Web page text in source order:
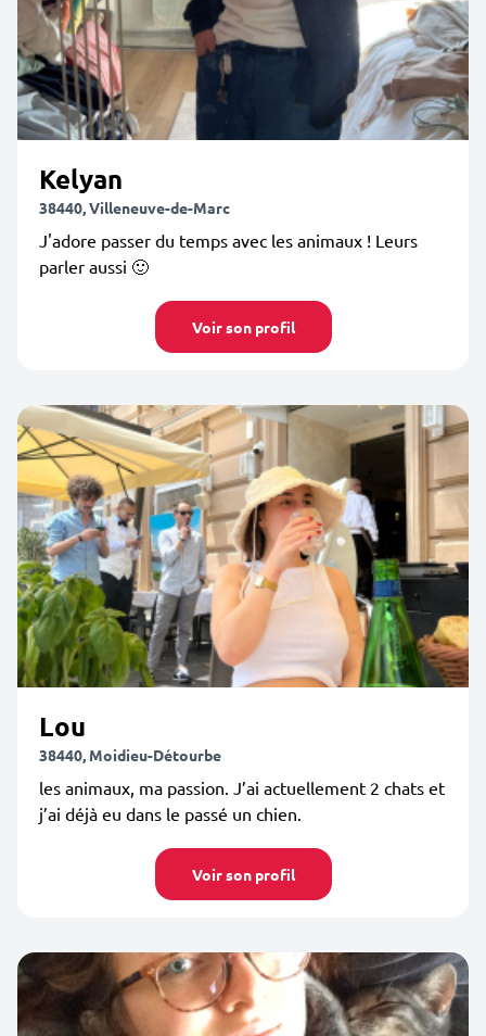
Kelyan
38440, Villeneuve-de-Marc
J'adore passer du temps avec les animaux ! Leurs
parler aussi 🙂
Voir son profil
Lou
38440, Moidieu-Détourbe
les animaux, ma passion. J’ai actuellement 2 chats et
j’ai déjà eu dans le passé un chien.
Voir son profil